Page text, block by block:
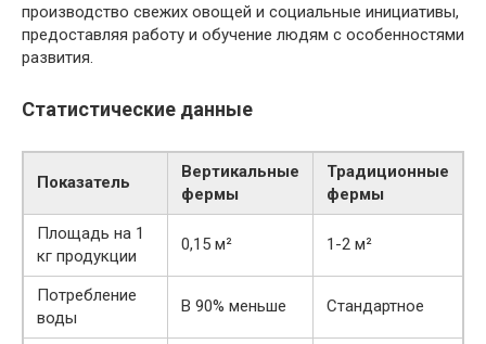
производство свежих овощей и социальные инициативы,
предоставляя работу и обучение людям с особенностями
развития.
Статистические данные
Показатель
Вертикальные
фермы
Традиционные
фермы
Площадь на 1
кг продукции
0,15 м² 1-2 м²
Потребление
воды
В 90% меньше Стандартное